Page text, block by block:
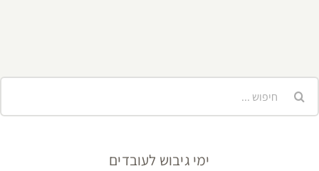
ימי גיבוש לעובדים